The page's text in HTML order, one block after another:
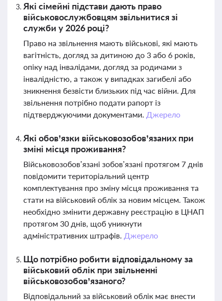
Які сімейні підстави дають право
військовослужбовцям звільнитися зі
служби у 2026 році?
Право на звільнення мають військові, які мають
вагітність, догляд за дитиною до 3 або 6 років,
опіку над інвалідами, догляд за родичами з
інвалідністю, а також у випадках загибелі або
зникнення безвісти близьких під час війни. Для
звільнення потрібно подати рапорт із
підтверджуючими документами. Джерело
Які обов’язки військовозобов’язаних при
зміні місця проживання?
Військовозобов’язані зобов’язані протягом 7 днів
повідомити територіальний центр
комплектування про зміну місця проживання та
стати на військовий облік за новим місцем. Також
необхідно змінити державну реєстрацію в ЦНАП
протягом 30 днів, щоб уникнути
адміністративних штрафів. Джерело
Що потрібно робити відповідальному за
військовий облік при звільненні
військовозобов’язаного?
Відповідальний за військовий облік має внести